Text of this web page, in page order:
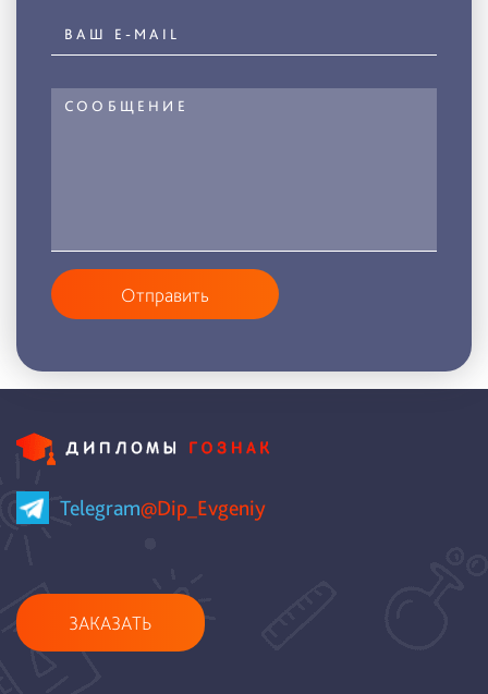
Отправить
Telegram@Dip_Evgeniy
ЗАКАЗАТЬ